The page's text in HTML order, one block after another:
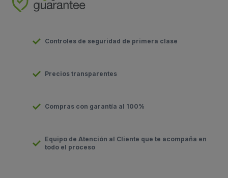
Controles de seguridad de primera clase
Precios transparentes
Compras con garantía al 100%
Equipo de Atención al Cliente que te acompaña en
todo el proceso